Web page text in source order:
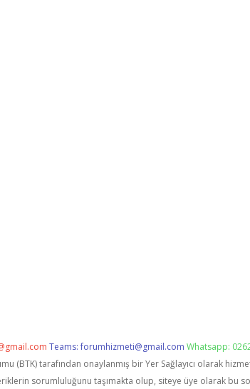
Teams:forumhizmeti@gmail.com Whatsapp:
(BTK) tarafından onaylanmış bir Yer Sağlayıcı olarak
sorumluluğunu taşımakta olup, siteye üye olarak bu